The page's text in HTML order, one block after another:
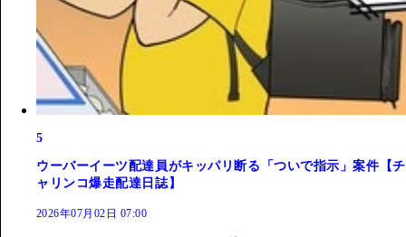
5
ウーバーイーツ配達員がキッパリ断る「ついで指示」案件【チ
ャリンコ爆走配達日誌】
2026年07月02日 07:00